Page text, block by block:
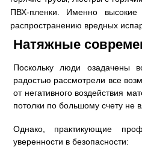
ПВХ-пленки. Именно высокие
распространению вредных
Натяжные
Поскольку люди озадачены
радостью рассмотрели все
от негативного воздействия
потолки по большому счету не
Однако, практикующие
уверенности в безопасности: